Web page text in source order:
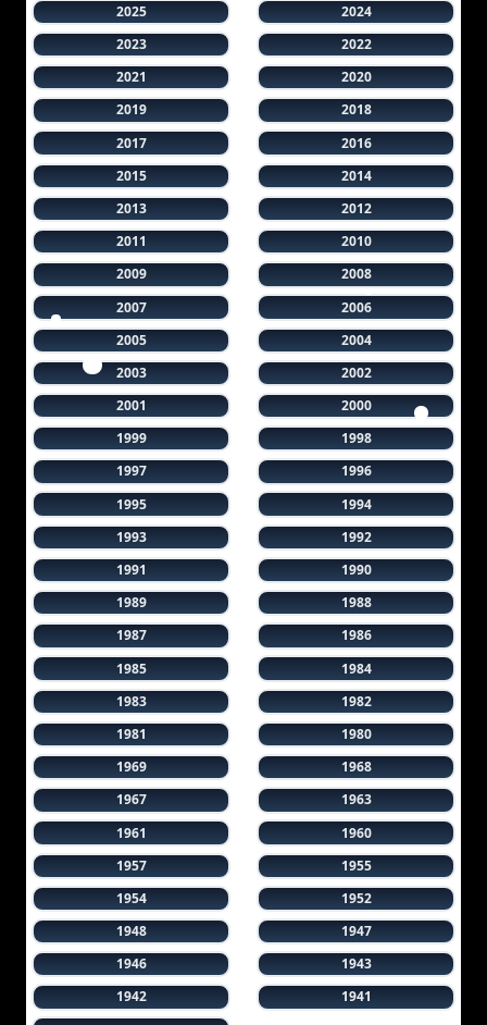
2025
2024
2023
2022
2021
2020
2019
2018
2017
2016
2015
2014
2013
2012
2011
2010
2009
2008
2007
2006
2005
2004
2003
2002
2001
2000
1999
1998
1997
1996
1995
1994
1993
1992
1991
1990
1989
1988
1987
1986
1985
1984
1983
1982
1981
1980
1969
1968
1967
1963
1961
1960
1957
1955
1954
1952
1948
1947
1946
1943
1942
1941